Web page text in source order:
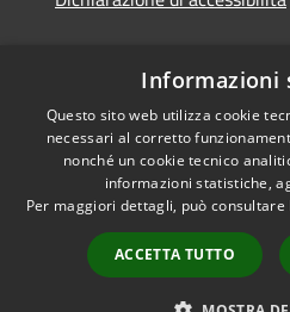
RSS
Accessibilità
Informazioni
Questo sito web utilizza cookie
necessari al corretto
nonché un cookie tecnico
informazioni statistiche,
Per maggiori dettagli, può
ACCETTA TUTTO